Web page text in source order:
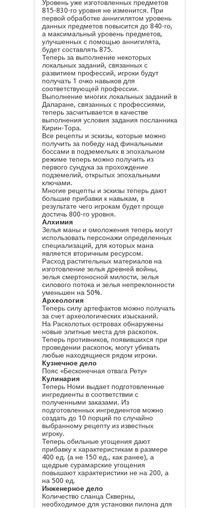
Уровень уже изготовленных предметов
815-830-го уровня не изменится. При
первой обработке аннигилятом уровень
данных предметов повысится до 840-го,
а максимальный уровень предметов,
улучшенных с помощью аннигилята,
будет составлять 875.
Теперь за выполнение некоторых
локальных заданий, связанных с
развитием профессий, игроки будут
получать 1 очко навыков для
соответствующей профессии.
Выполнение многих локальных заданий в
Даларане, связанных с профессиями,
теперь засчитывается в качестве
выполнения условия задания посланника
Кирин-Тора.
Все рецепты и эскизы, которые можно
получить за победу над финальными
боссами в подземельях в эпохальном
режиме теперь можно получить из
первого сундука за прохождение
подземелий, открытых эпохальными
ключами.
Многие рецепты и эскизы теперь дают
большие прибавки к навыкам, в
результате чего игрокам будет проще
достичь 800-го уровня.
Алхимия
Зелья маны и омоложения теперь могут
использовать персонажи определенных
специализаций, для которых мана
является вторичным ресурсом.
Расход растительных материалов на
изготовление зелья древней войны,
зелья смертоносной милости, зелья
силового потока и зелья непреклонности
уменьшен на 50%.
Археология
Теперь силу артефактов можно получать
за счет археологических изысканий.
На Расколотых островах обнаружены
новые элитные места для раскопок.
Теперь противников, появившихся при
проведении раскопок, могут убивать
любые находящиеся рядом игроки.
Кузнечное дело
Пояс «Бесконечная отвага Рету»
Кулинария
Теперь Номи выдает подготовленные
ингредиенты в соответствии с
полученными заказами. Из
подготовленных ингредиентов можно
создать до 10 порций по случайно
выбранному рецепту из известных
игроку.
Теперь обильные угощения дают
прибавку к характеристикам в размере
400 ед. (а не 150 ед., как ранее), а
щедрые сурамарские угощения
повышают характеристики не на 200, а
на 500 ед.
Инженерное дело
Количество сланца Скверны,
необходимое для установки пилона для